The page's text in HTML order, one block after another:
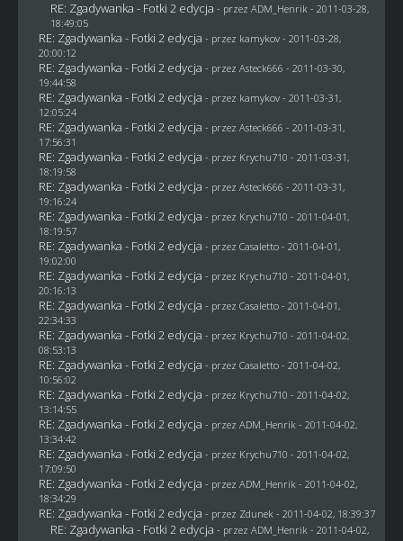
RE: Zgadywanka - Fotki 2 edycja - przez ADM_Henrik - 2011-03-28,
18:49:05
RE: Zgadywanka - Fotki 2 edycja - przez kamykov- 2011-03-28,
20:00:12
RE: Zgadywanka - Fotki 2 edycja - przez Asteck666 - 2011-03-30,
19:44:58
RE: Zgadywanka - Fotki 2 edycja - przez kamykov- 2011-03-31,
12:05:24
RE: Zgadywanka - Fotki 2 edycja - przez Asteck666 - 2011-03-31,
17:56:31
RE: Zgadywanka - Fotki 2 edycja - przez Krychu710 - 2011-03-31,
18:19:58
RE: Zgadywanka - Fotki 2 edycja - przez Asteck666 - 2011-03-31,
19:16:24
RE: Zgadywanka - Fotki 2 edycja - przez Krychu710 - 2011-04-01,
18:19:57
RE: Zgadywanka - Fotki 2 edycja - przez Casaletto- 2011-04-01,
19:02:00
RE: Zgadywanka - Fotki 2 edycja - przez Krychu710 - 2011-04-01,
20:16:13
RE: Zgadywanka - Fotki 2 edycja - przez Casaletto- 2011-04-01,
22:34:33
RE: Zgadywanka - Fotki 2 edycja - przez Krychu710 - 2011-04-02,
08:53:13
RE: Zgadywanka - Fotki 2 edycja - przez Casaletto- 2011-04-02,
10:56:02
RE: Zgadywanka - Fotki 2 edycja - przez Krychu710 - 2011-04-02,
13:14:55
RE: Zgadywanka - Fotki 2 edycja - przez ADM_Henrik - 2011-04-02,
13:34:42
RE: Zgadywanka - Fotki 2 edycja - przez Krychu710 - 2011-04-02,
17:09:50
RE: Zgadywanka - Fotki 2 edycja - przez ADM_Henrik - 2011-04-02,
18:34:29
RE: Zgadywanka - Fotki 2 edycja - przez Zdunek - 2011-04-02, 18:39:37
RE: Zgadywanka - Fotki 2 edycja - przez ADM_Henrik - 2011-04-02,